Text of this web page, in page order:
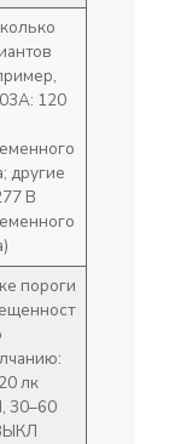
120
другие
В
пороги
лк
30–60